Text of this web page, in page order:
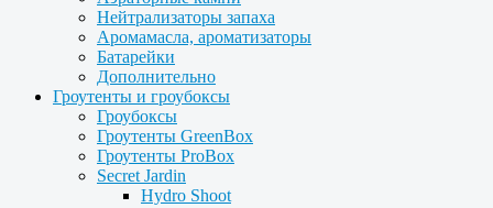
Нейтрализаторы запаха
Аромамасла, ароматизаторы
Батарейки
Дополнительно
Гроутенты и гроубоксы
Гроубоксы
Гроутенты GreenBox
Гроутенты ProBox
Secret Jardin
Hydro Shoot